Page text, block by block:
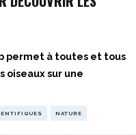
permet à toutes et tous
oiseaux sur une
NATURE